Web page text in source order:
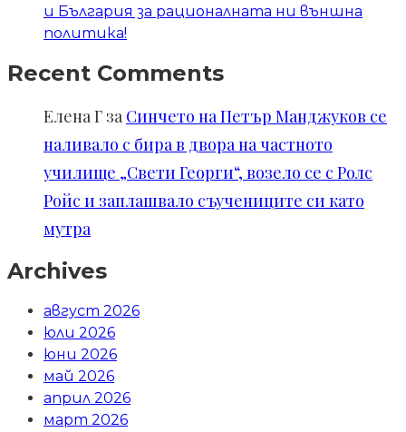
и България за рационалната ни външна
политика!
Recent Comments
Елена Г за Синчето на Петър Манджуков се
наливало с бира в двора на частното
училище „Свети Георги“, возело се с Ролс
Ройс и заплашвало съучениците си като
мутра
Archives
август 2026
юли 2026
юни 2026
май 2026
април 2026
март 2026